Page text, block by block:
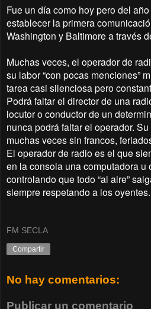
Fue un día como hoy pero del
establecer la primera
Washington y Baltimore a través
Muchas veces, el operador de
su labor “con pocas menciones”
tarea casi silenciosa pero
Podrá faltar el director de una
locutor o conductor de un
nunca podrá faltar el operador.
muchas veces sin francos,
El operador de radio es el que
en la consola una computadora u
controlando que todo “al aire”
siempre respetando a los oyentes.
FM SECLA
Compartir
No hay comentarios:
Publicar un comentario